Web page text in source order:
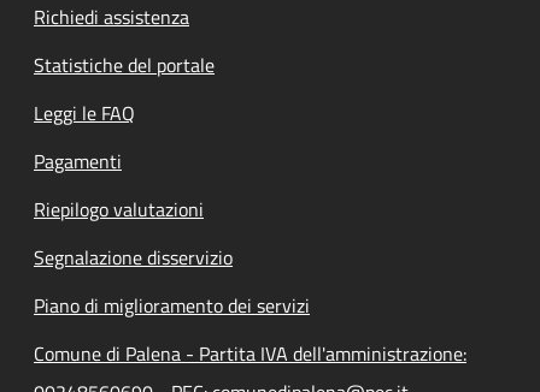
Richiedi assistenza
Statistiche del portale
Leggi le FAQ
Pagamenti
Riepilogo valutazioni
Segnalazione disservizio
Piano di miglioramento dei servizi
Comune di Palena - Partita IVA dell'amministrazione: